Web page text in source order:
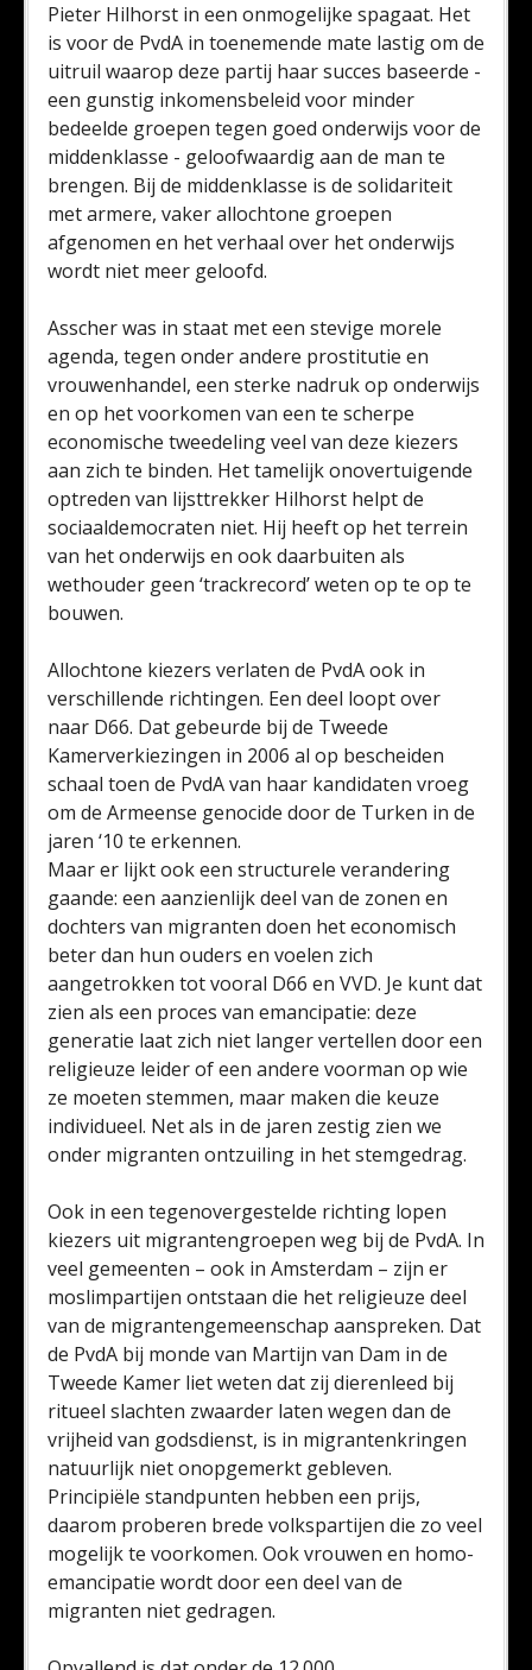
Pieter Hilhorst in een onmogelijke spagaat. Het
is voor de PvdA in toenemende mate lastig om de
uitruil waarop deze partij haar succes baseerde -
een gunstig inkomensbeleid voor minder
bedeelde groepen tegen goed onderwijs voor de
middenklasse - geloofwaardig aan de man te
brengen. Bij de middenklasse is de solidariteit
met armere, vaker allochtone groepen
afgenomen en het verhaal over het onderwijs
wordt niet meer geloofd.
Asscher was in staat met een stevige morele
agenda, tegen onder andere prostitutie en
vrouwenhandel, een sterke nadruk op onderwijs
en op het voorkomen van een te scherpe
economische tweedeling veel van deze kiezers
aan zich te binden. Het tamelijk onovertuigende
optreden van lijsttrekker Hilhorst helpt de
sociaaldemocraten niet. Hij heeft op het terrein
van het onderwijs en ook daarbuiten als
wethouder geen ‘trackrecord’ weten op te op te
bouwen.
Allochtone kiezers verlaten de PvdA ook in
verschillende richtingen. Een deel loopt over
naar D66. Dat gebeurde bij de Tweede
Kamerverkiezingen in 2006 al op bescheiden
schaal toen de PvdA van haar kandidaten vroeg
om de Armeense genocide door de Turken in de
jaren ‘10 te erkennen.
Maar er lijkt ook een structurele verandering
gaande: een aanzienlijk deel van de zonen en
dochters van migranten doen het economisch
beter dan hun ouders en voelen zich
aangetrokken tot vooral D66 en VVD. Je kunt dat
zien als een proces van emancipatie: deze
generatie laat zich niet langer vertellen door een
religieuze leider of een andere voorman op wie
ze moeten stemmen, maar maken die keuze
individueel. Net als in de jaren zestig zien we
onder migranten ontzuiling in het stemgedrag.
Ook in een tegenovergestelde richting lopen
kiezers uit migrantengroepen weg bij de PvdA. In
veel gemeenten – ook in Amsterdam – zijn er
moslimpartijen ontstaan die het religieuze deel
van de migrantengemeenschap aanspreken. Dat
de PvdA bij monde van Martijn van Dam in de
Tweede Kamer liet weten dat zij dierenleed bij
ritueel slachten zwaarder laten wegen dan de
vrijheid van godsdienst, is in migrantenkringen
natuurlijk niet onopgemerkt gebleven.
Principiële standpunten hebben een prijs,
daarom proberen brede volkspartijen die zo veel
mogelijk te voorkomen. Ook vrouwen en homo-
emancipatie wordt door een deel van de
migranten niet gedragen.